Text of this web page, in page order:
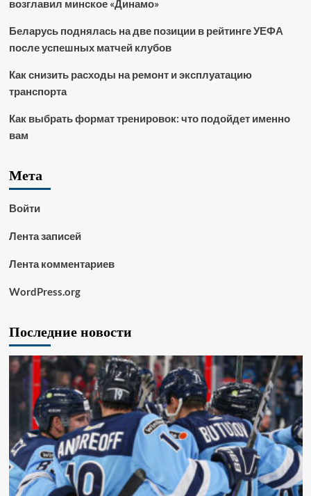
возглавил минское «Динамо»
Беларусь поднялась на две позиции в рейтинге УЕФА
после успешных матчей клубов
Как снизить расходы на ремонт и эксплуатацию
транспорта
Как выбрать формат тренировок: что подойдет именно
вам
Мета
Войти
Лента записей
Лента комментариев
WordPress.org
Последние новости